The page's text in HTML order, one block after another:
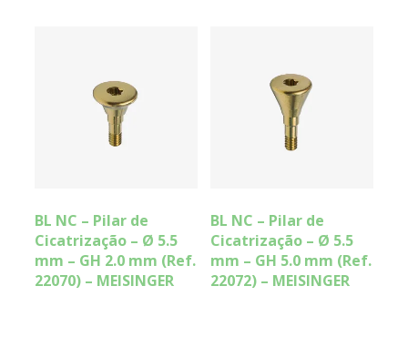
BL NC – Pilar de
Cicatrização – Ø 5.5
mm – GH 2.0 mm (Ref.
22070) – MEISINGER
BL NC – Pilar de
Cicatrização – Ø 5.5
mm – GH 5.0 mm (Ref.
22072) – MEISINGER